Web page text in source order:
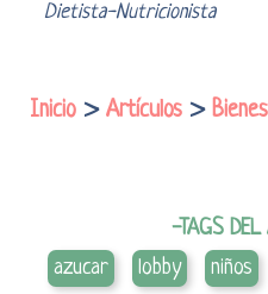
Dietista-Nutricionista
Inicio > Artículos >
-TAGS
azucar
lobby niños